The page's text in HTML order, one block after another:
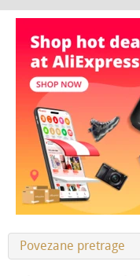
Povezane pretrage